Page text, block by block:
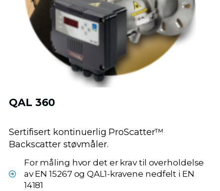
QAL 360
Sertifisert kontinuerlig ProScatter™
Backscatter støvmåler.
For måling hvor det er krav til overholdelse
av EN 15267 og QAL1-kravene nedfelt i EN
14181